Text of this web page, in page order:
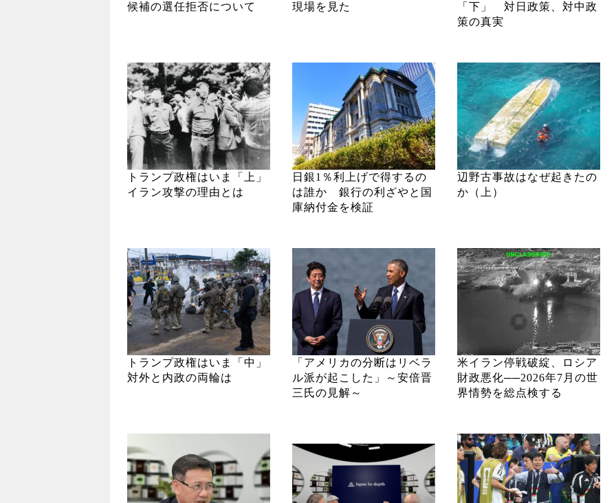
候補の選任拒否について
現場を見た
「下」 対日政策、対中政
策の真実
トランプ政権はいま「上」
イラン攻撃の理由とは
日銀1％利上げで得するの
は誰か 銀行の利ざやと国
庫納付金を検証
辺野古事故はなぜ起きたの
か（上）
トランプ政権はいま「中」
対外と内政の両輪は
「アメリカの分断はリベラ
ル派が起こした」～安倍晋
三氏の見解～
米イラン停戦破綻、ロシア
財政悪化──2026年7月の世
界情勢を総点検する